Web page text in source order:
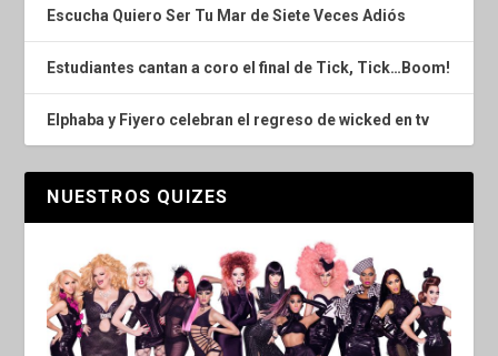
Escucha Quiero Ser Tu Mar de Siete Veces Adiós
Estudiantes cantan a coro el final de Tick, Tick…Boom!
Elphaba y Fiyero celebran el regreso de wicked en tv
NUESTROS QUIZES